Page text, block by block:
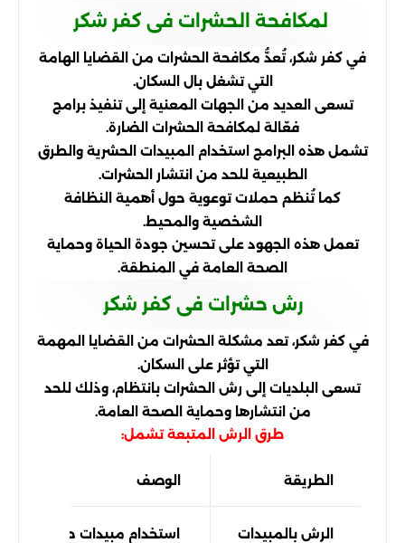
لمكافحة الحشرات فى كفر شكر
في كفر شكر، تُعدُّ مكافحة الحشرات من القضايا الهامة
التي تشغل بال السكان.
تسعى العديد من الجهات المعنية إلى تنفيذ برامج
فعّالة لمكافحة الحشرات الضارة.
تشمل هذه البرامج استخدام المبيدات الحشرية والطرق
الطبيعية للحد من انتشار الحشرات.
كما تُنظم حملات توعوية حول أهمية النظافة
الشخصية والمحيط.
تعمل هذه الجهود على تحسين جودة الحياة وحماية
الصحة العامة في المنطقة.
رش حشرات فى كفر شكر
في كفر شكر، تعد مشكلة الحشرات من القضايا المهمة
التي تؤثر على السكان.
تسعى البلديات إلى رش الحشرات بانتظام، وذلك للحد
من انتشارها وحماية الصحة العامة.
طرق الرش المتبعة تشمل:
الطريقة الوصف
الرش بالمبيدات استخدام مبيدات حشرية